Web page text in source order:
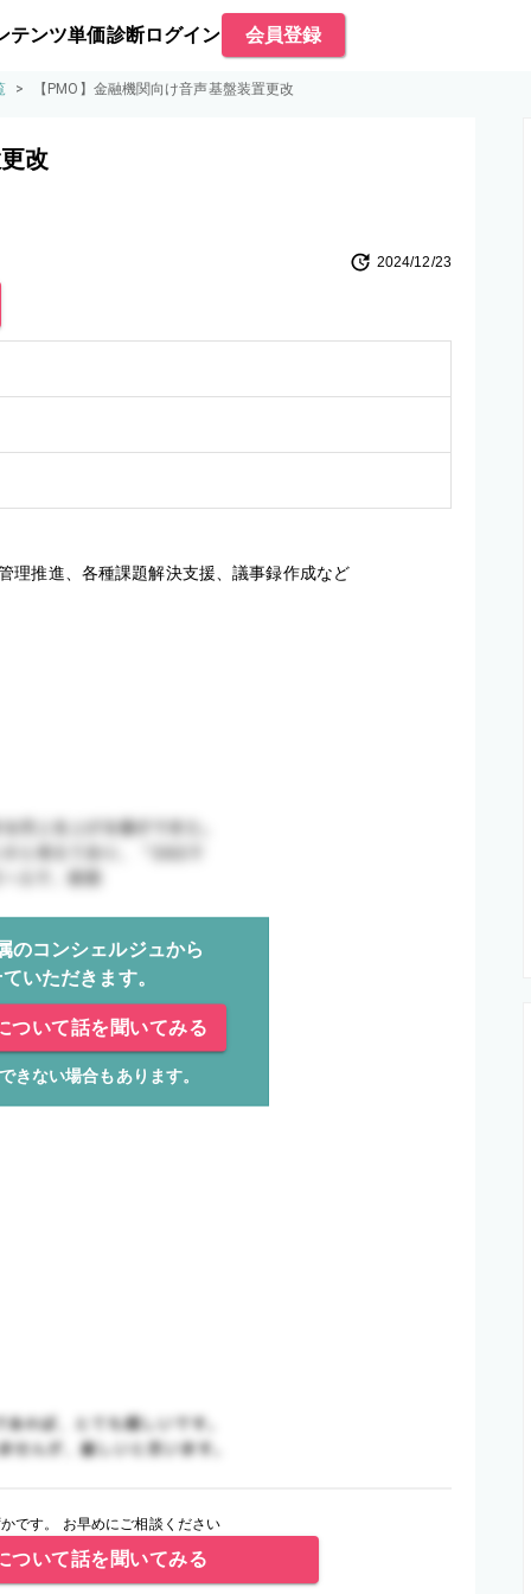
テンツ単価診断ログイン 会員登録
> 【PMO】金融機関向け音声基盤装置更改
改
2024/12/23
理推進、各種課題解決支援、議事録作成など
のコンシェルジュから
いただきます。
ついて話を聞いてみる
きない場合もあります。
です。 お早めにご相談ください
ついて話を聞いてみる